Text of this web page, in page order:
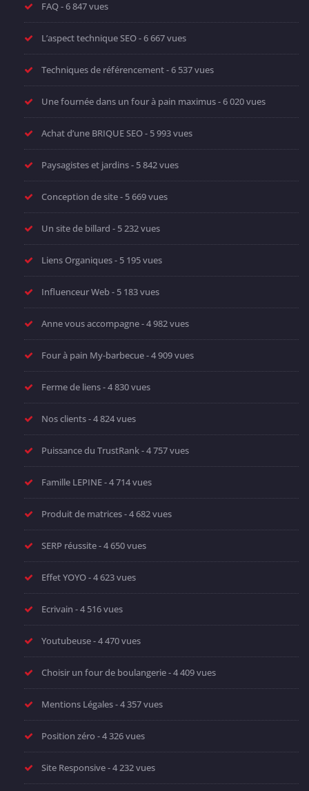
FAQ- 6 847 vues
L’aspect technique SEO- 6 667 vues
Techniques de référencement- 6 537 vues
Une fournée dans un four à pain maximus- 6 020 vues
Achat d’une BRIQUE SEO- 5 993 vues
Paysagistes et jardins- 5 842 vues
Conception de site- 5 669 vues
Un site de billard - 5 232 vues
Liens Organiques- 5 195 vues
Influenceur Web- 5 183 vues
Anne vous accompagne- 4 982 vues
Four à pain My-barbecue- 4 909 vues
Ferme de liens- 4 830 vues
Nos clients- 4 824 vues
Puissance du TrustRank- 4 757 vues
Famille LEPINE- 4 714 vues
Produit de matrices- 4 682 vues
SERP réussite- 4 650 vues
Effet YOYO- 4 623 vues
Ecrivain - 4 516 vues
Youtubeuse- 4 470 vues
Choisir un four de boulangerie- 4 409 vues
Mentions Légales- 4 357 vues
Position zéro - 4 326 vues
Site Responsive- 4 232 vues